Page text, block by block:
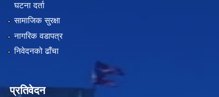
घटना दर्ता
सामाजिक सुरक्षा
नागरिक वडापत्र
निवेदनको ढाँचा
प्रतिवेदन